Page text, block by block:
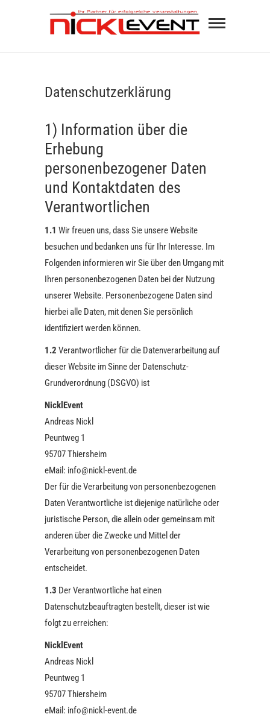
Ihr
PLAKATIERSERVICE –
Datenschutzerklärung
1) Information über die
Erhebung
personenbezogener Daten
und Kontaktdaten des
Verantwortlichen
1.1 Wir freuen uns, dass Sie unsere Website
besuchen und bedanken uns für Ihr Interesse. Im
Folgenden informieren wir Sie über den Umgang mit
Ihren personenbezogenen Daten bei der Nutzung
unserer Website. Personenbezogene Daten sind
hierbei alle Daten, mit denen Sie persönlich
identifiziert werden können.
1.2 Verantwortlicher für die Datenverarbeitung auf
dieser Website im Sinne der Datenschutz-
Grundverordnung (DSGVO) ist
NicklEvent
Andreas Nickl
Peuntweg 1
95707 Thiersheim
eMail: info@nickl-event.de
Der für die Verarbeitung von personenbezogenen
Daten Verantwortliche ist diejenige natürliche oder
juristische Person, die allein oder gemeinsam mit
anderen über die Zwecke und Mittel der
Verarbeitung von personenbezogenen Daten
entscheidet.
1.3 Der Verantwortliche hat einen
Datenschutzbeauftragten bestellt, dieser ist wie
folgt zu erreichen:
NicklEvent
Andreas Nickl
Peuntweg 1
95707 Thiersheim
eMail: info@nickl-event.de